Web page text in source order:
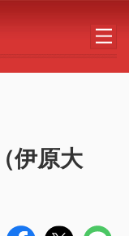
伊原大